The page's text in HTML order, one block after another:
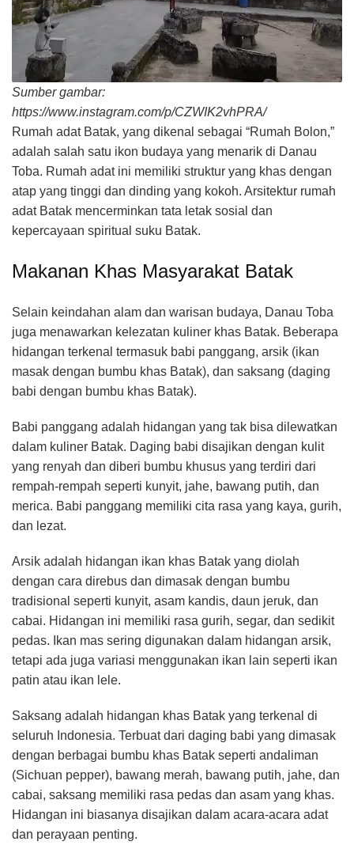
Sumber gambar:
https://www.instagram.com/p/CZWIK2vhPRA/
Rumah adat Batak, yang dikenal sebagai “Rumah Bolon,”
adalah salah satu ikon budaya yang menarik di Danau
Toba. Rumah adat ini memiliki struktur yang khas dengan
atap yang tinggi dan dinding yang kokoh. Arsitektur rumah
adat Batak mencerminkan tata letak sosial dan
kepercayaan spiritual suku Batak.
Makanan Khas Masyarakat Batak
Selain keindahan alam dan warisan budaya, Danau Toba
juga menawarkan kelezatan kuliner khas Batak. Beberapa
hidangan terkenal termasuk babi panggang, arsik (ikan
masak dengan bumbu khas Batak), dan saksang (daging
babi dengan bumbu khas Batak).
Babi panggang adalah hidangan yang tak bisa dilewatkan
dalam kuliner Batak. Daging babi disajikan dengan kulit
yang renyah dan diberi bumbu khusus yang terdiri dari
rempah-rempah seperti kunyit, jahe, bawang putih, dan
merica. Babi panggang memiliki cita rasa yang kaya, gurih,
dan lezat.
Arsik adalah hidangan ikan khas Batak yang diolah
dengan cara direbus dan dimasak dengan bumbu
tradisional seperti kunyit, asam kandis, daun jeruk, dan
cabai. Hidangan ini memiliki rasa gurih, segar, dan sedikit
pedas. Ikan mas sering digunakan dalam hidangan arsik,
tetapi ada juga variasi menggunakan ikan lain seperti ikan
patin atau ikan lele.
Saksang adalah hidangan khas Batak yang terkenal di
seluruh Indonesia. Terbuat dari daging babi yang dimasak
dengan berbagai bumbu khas Batak seperti andaliman
(Sichuan pepper), bawang merah, bawang putih, jahe, dan
cabai, saksang memiliki rasa pedas dan asam yang khas.
Hidangan ini biasanya disajikan dalam acara-acara adat
dan perayaan penting.